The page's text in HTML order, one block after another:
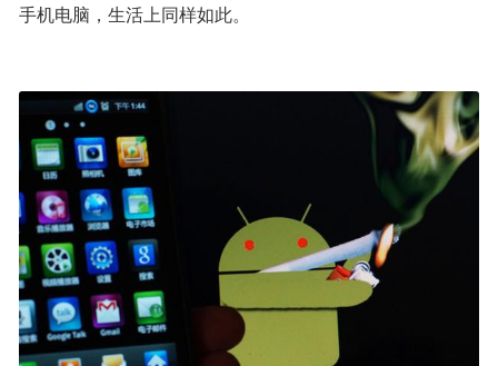
手机电脑，生活上同样如此。